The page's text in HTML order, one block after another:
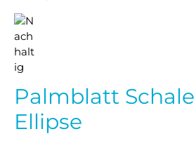
Palmblatt
Ellipse